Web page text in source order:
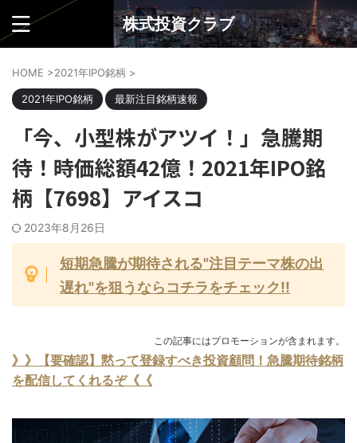
株式投資クラブ
HOME >2021年IPO銘柄 >
2021年IPO銘柄 最新注目銘柄速報
「今、小型株がアツイ！」急騰期
待！時価総額42億！2021年IPO銘
柄【7698】アイスコ
2023年8月26日
短期急騰が期待される"注目テーマ株の出
遅れ"を狙うならコチラをチェック!!
この記事にはプロモーションが含まれます。
》》【要確認】黙って登録すべき投資顧問！急騰期待銘柄
を配信してくれるぞ《《